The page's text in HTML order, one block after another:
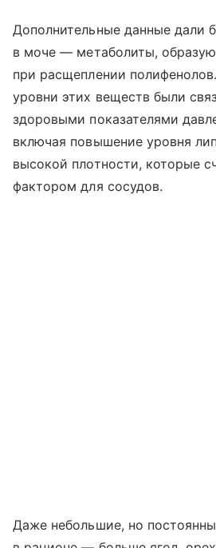
Дополнительные данные дали
в моче — метаболиты,
при расщеплении
уровни этих веществ были
здоровыми показателями
включая повышение уровня
высокой плотности, которые
фактором для сосудов.
Даже небольшие, но